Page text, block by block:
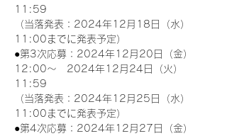
11:59
（当落発表：2024年12月18日（水）
11:00までに発表予定）
●第3次応募：2024年12月20日（金）
12:00～　2024年12月24日（火）
11:59
（当落発表：2024年12月25日（水）
11:00までに発表予定）
●第4次応募：2024年12月27日（金）